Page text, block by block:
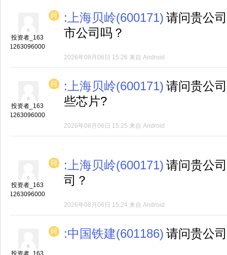
投资者_163
1263096000
:上海贝岭(600171) 请问贵公
市公司吗？
2026年08月06日 15:26 来自 Android
投资者_163
1263096000
:上海贝岭(600171) 请问贵公
些芯片?
2026年08月06日 15:25 来自 Android
投资者_163
1263096000
:上海贝岭(600171) 请问贵公
司？
2026年08月06日 15:24 来自 Android
投资者_163
:中国铁建(601186) 请问贵公